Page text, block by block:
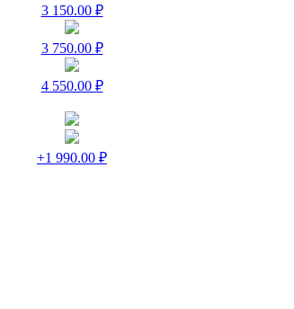
3 150.00 ₽
3 750.00 ₽
4 550.00 ₽
+1 990.00 ₽